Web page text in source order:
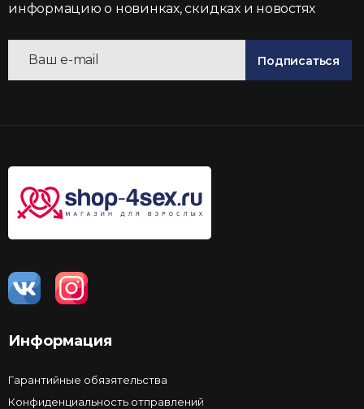
информацию о новинках, скидках и новостях
Подписаться
Информация
Гарантийные обязятельства
Конфиденциальность отправлений